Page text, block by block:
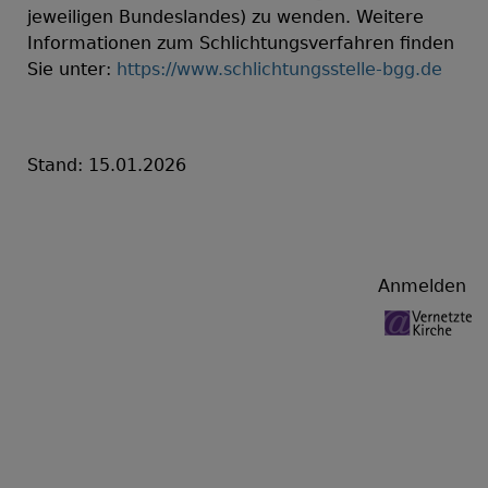
jeweiligen Bundeslandes) zu wenden. Weitere
Informationen zum Schlichtungsverfahren finden
Sie unter: https://www.schlichtungsstelle-bgg.de
Stand: 15.01.2026
Anmelden